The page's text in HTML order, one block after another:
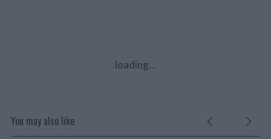
loading...
You may also like